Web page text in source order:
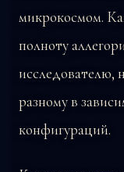
микрокосмом.
полноту
исследователю,
разному в
конфигураций.